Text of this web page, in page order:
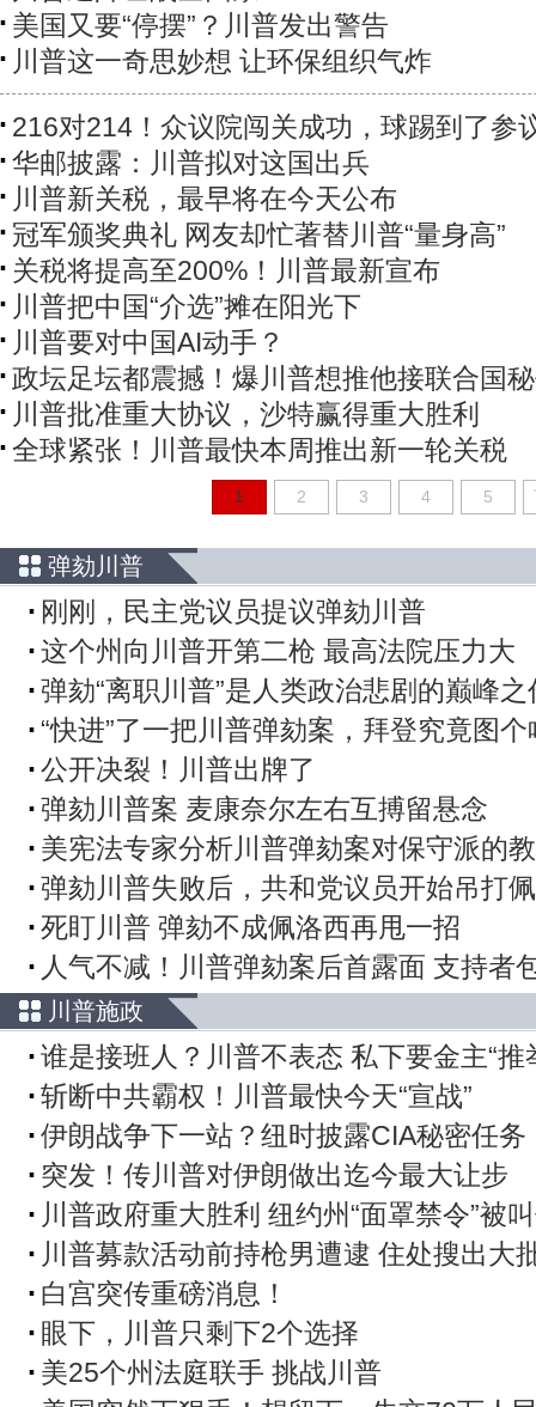
美国又要“停摆”？川普发出警告
川普这一奇思妙想 让环保组织气炸
216对214！众议院闯关成功，球踢到了参
华邮披露：川普拟对这国出兵
川普新关税，最早将在今天公布
冠军颁奖典礼 网友却忙著替川普“量身高”
关税将提高至200%！川普最新宣布
川普把中国“介选”摊在阳光下
川普要对中国AI动手？
政坛足坛都震撼！爆川普想推他接联合国
川普批准重大协议，沙特赢得重大胜利
全球紧张！川普最快本周推出新一轮关税
1 2 3 4 5
弹劾川普
刚刚，民主党议员提议弹劾川普
这个州向川普开第二枪 最高法院压力大
弹劾“离职川普”是人类政治悲剧的巅峰之
“快进”了一把川普弹劾案，拜登究竟图个
公开决裂！川普出牌了
弹劾川普案 麦康奈尔左右互搏留悬念
美宪法专家分析川普弹劾案对保守派的
弹劾川普失败后，共和党议员开始吊打
死盯川普 弹劾不成佩洛西再甩一招
人气不减！川普弹劾案后首露面 支持者
川普施政
谁是接班人？川普不表态 私下要金主“推
斩断中共霸权！川普最快今天“宣战”
伊朗战争下一站？纽时披露CIA秘密任务
突发！传川普对伊朗做出迄今最大让步
川普政府重大胜利 纽约州“面罩禁令”被
川普募款活动前持枪男遭逮 住处搜出大
白宫突传重磅消息！
眼下，川普只剩下2个选择
美25个州法庭联手 挑战川普